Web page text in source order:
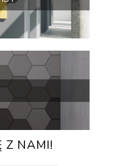
Z NAMI!